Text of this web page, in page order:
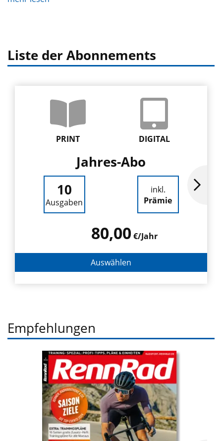
Liste der Abonnements
PRINT DIGITAL
Jahres-Abo
10
Ausgaben
inkl.
Prämie
80,00€/Jahr
Auswählen
Empfehlungen